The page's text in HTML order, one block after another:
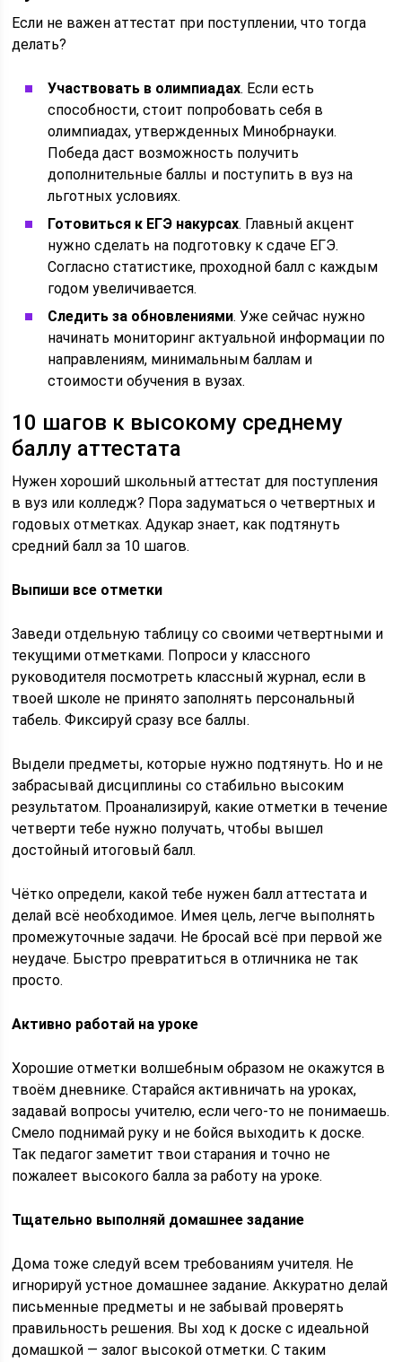
Если не важен аттестат при поступлении, что тогда
делать?
Участвовать в олимпиадах. Если есть
способности, стоит попробовать себя в
олимпиадах, утвержденных Минобрнауки.
Победа даст возможность получить
дополнительные баллы и поступить в вуз на
льготных условиях.
Готовиться к ЕГЭ накурсах. Главный акцент
нужно сделать на подготовку к сдаче ЕГЭ.
Согласно статистике, проходной балл с каждым
годом увеличивается.
Следить за обновлениями. Уже сейчас нужно
начинать мониторинг актуальной информации по
направлениям, минимальным баллам и
стоимости обучения в вузах.
10 шагов к высокому среднему
баллу аттестата
Нужен хороший школьный аттестат для поступления
в вуз или колледж? Пора задуматься о четвертных и
годовых отметках. Адукар знает, как подтянуть
средний балл за 10 шагов.
Выпиши все отметки
Заведи отдельную таблицу со своими четвертными и
текущими отметками. Попроси у классного
руководителя посмотреть классный журнал, если в
твоей школе не принято заполнять персональный
табель. Фиксируй сразу все баллы.
Выдели предметы, которые нужно подтянуть. Но и не
забрасывай дисциплины со стабильно высоким
результатом. Проанализируй, какие отметки в течение
четверти тебе нужно получать, чтобы вышел
достойный итоговый балл.
Чётко определи, какой тебе нужен балл аттестата и
делай всё необходимое. Имея цель, легче выполнять
промежуточные задачи. Не бросай всё при первой же
неудаче. Быстро превратиться в отличника не так
просто.
Активно работай на уроке
Хорошие отметки волшебным образом не окажутся в
твоём дневнике. Старайся активничать на уроках,
задавай вопросы учителю, если чего-то не понимаешь.
Смело поднимай руку и не бойся выходить к доске.
Так педагог заметит твои старания и точно не
пожалеет высокого балла за работу на уроке.
Тщательно выполняй домашнее задание
Дома тоже следуй всем требованиям учителя. Не
игнорируй устное домашнее задание. Аккуратно делай
письменные предметы и не забывай проверять
правильность решения. Вы ход к доске с идеальной
домашкой — залог высокой отметки. С таким